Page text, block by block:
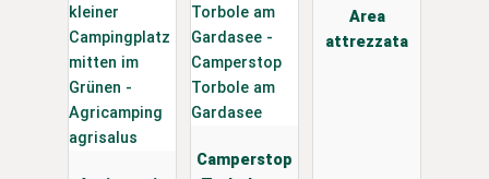
Camperstop
Area
attrezzata